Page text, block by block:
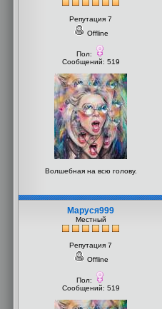
Репутация 7
Offline
Пол:
Сообщений: 519
Волшебная на всю голову.
Маруся999
Местный
Репутация 7
Offline
Пол:
Сообщений: 519